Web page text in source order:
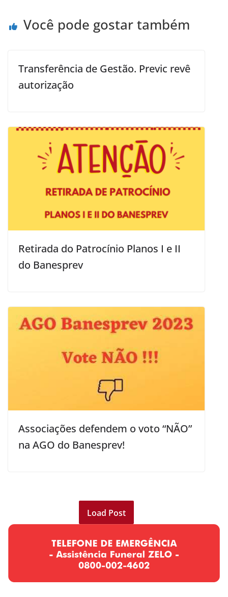
Você pode gostar também
Transferência de Gestão. Previc revê
autorização
Retirada do Patrocínio Planos I e II
do Banesprev
Associações defendem o voto “NÃO”
na AGO do Banesprev!
Load Post